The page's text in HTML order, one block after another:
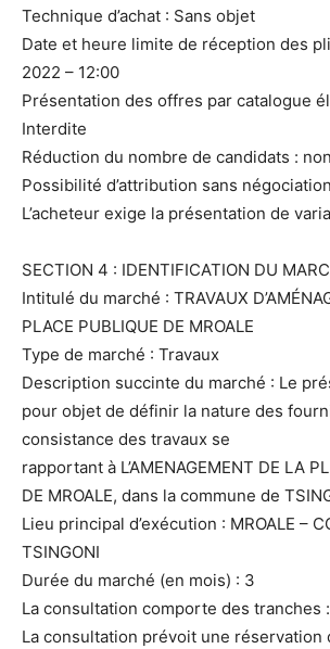
Technique d’achat : Sans objet
Date et heure limite de réception des
2022 – 12:00
Présentation des offres par catalogue
Interdite
Réduction du nombre de candidats : non
Possibilité d’attribution sans
L’acheteur exige la présentation de
SECTION 4 : IDENTIFICATION DU
Intitulé du marché : TRAVAUX
PLACE PUBLIQUE DE MROALE
Type de marché : Travaux
Description succinte du marché : Le
pour objet de définir la nature des
consistance des travaux se
rapportant à L’AMENAGEMENT DE LA
DE MROALE, dans la commune de
Lieu principal d’exécution : MROALE –
TSINGONI
Durée du marché (en mois) : 3
La consultation comporte des tranches
La consultation prévoit une réservation